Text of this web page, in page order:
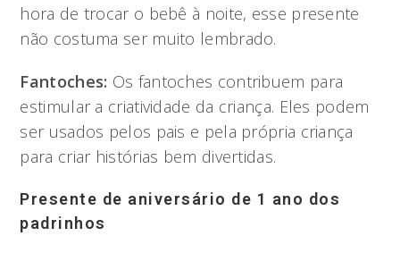
hora de trocar o bebê à noite, esse presente
não costuma ser muito lembrado.
Fantoches: Os fantoches contribuem para
estimular a criatividade da criança. Eles podem
ser usados pelos pais e pela própria criança
para criar histórias bem divertidas.
Presente de aniversário de 1 ano dos
padrinhos